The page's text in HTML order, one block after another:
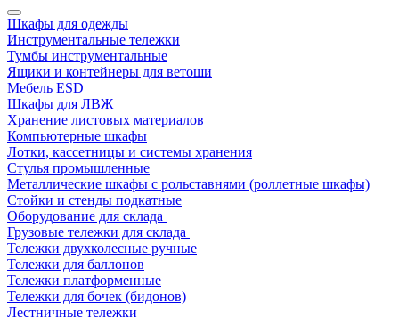
Шкафы для одежды
Инструментальные тележки
Тумбы инструментальные
Ящики и контейнеры для ветоши
Мебель ESD
Шкафы для ЛВЖ
Хранение листовых материалов
Компьютерные шкафы
Лотки, кассетницы и системы хранения
Стулья промышленные
Металлические шкафы с рольставнями (роллетные шкафы)
Стойки и стенды подкатные
Оборудование для склада
Грузовые тележки для склада
Тележки двухколесные ручные
Тележки для баллонов
Тележки платформенные
Тележки для бочек (бидонов)
Лестничные тележки